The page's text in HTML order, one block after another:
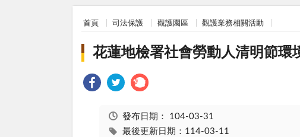
首頁 司法保護 觀護園區 觀護業務相關活動
花蓮地檢署社會勞動人清明節環
發布日期： 104-03-31
最後更新日期：114-03-11